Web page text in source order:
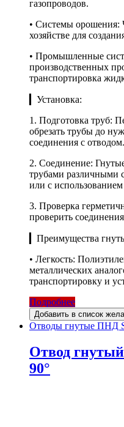
газопроводов.
• Системы орошения:
хозяйстве для
• Промышленные
производственных
транспортировка
▎Установка:
1. Подготовка труб:
обрезать трубы до
соединения с отводом.
2. Соединение:
трубами различными
или с
3. Проверка
проверить
▎Преимущества
• Легкость:
металлических
транспортировку и
Подробнее
Добавить в список
Отводы гнутые ПНД
Отвод
90°